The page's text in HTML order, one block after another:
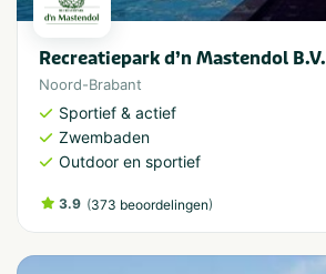
Recreatiepark d’n Mastendol B.V.
Noord-Brabant
Sportief & actief
Zwembaden
Outdoor en sportief
3.9 (373 beoordelingen)